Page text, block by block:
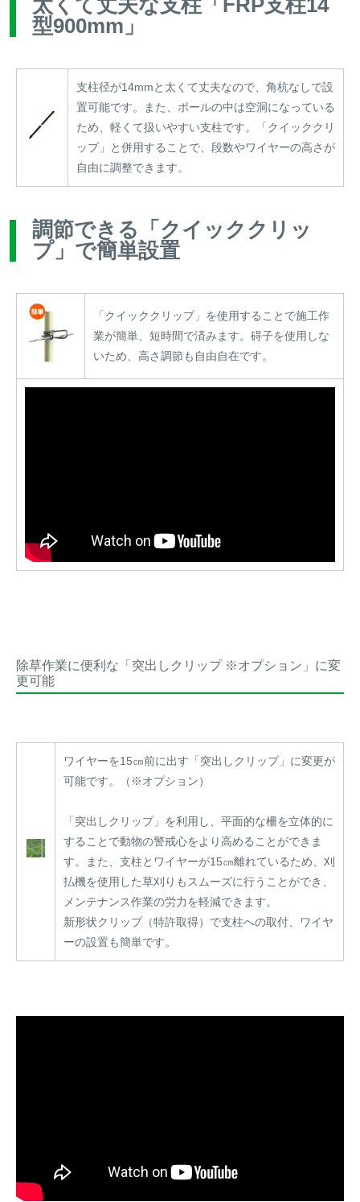
太くて丈夫な支柱「FRP支柱14
型900mm」
支柱径が14mmと太くて丈夫なので、角杭なしで設
置可能です。また、ポールの中は空洞になっている
ため、軽くて扱いやすい支柱です。「クイッククリ
ップ」と併用することで、段数やワイヤーの高さが
自由に調整できます。
調節できる「クイッククリッ
プ」で簡単設置
「クイッククリップ」を使用することで施工作
業が簡単、短時間で済みます。碍子を使用しな
いため、高さ調節も自由自在です。
除草作業に便利な「突出しクリップ ※オプション」に変
更可能
ワイヤーを15㎝前に出す「突出しクリップ」に変更が
可能です。（※オプション）
「突出しクリップ」を利用し、平面的な柵を立体的に
することで動物の警戒心をより高めることができま
す。また、支柱とワイヤーが15㎝離れているため、刈
払機を使用した草刈りもスムーズに行うことができ、
メンテナンス作業の労力を軽減できます。
新形状クリップ（特許取得）で支柱への取付、ワイヤ
ーの設置も簡単です。